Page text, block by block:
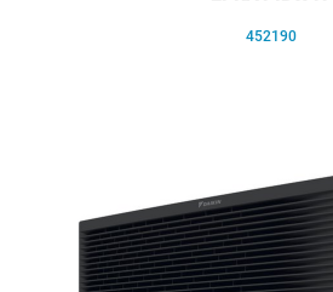
452190